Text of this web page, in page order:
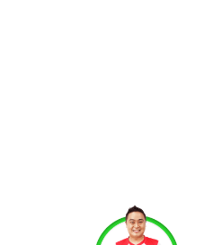
About Us